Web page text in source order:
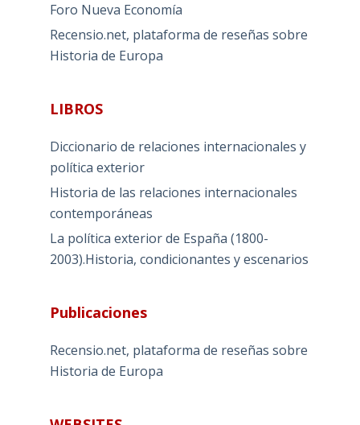
Foro Nueva Economía
Recensio.net, plataforma de reseñas sobre
Historia de Europa
LIBROS
Diccionario de relaciones internacionales y
política exterior
Historia de las relaciones internacionales
contemporáneas
La política exterior de España (1800-
2003).Historia, condicionantes y escenarios
Publicaciones
Recensio.net, plataforma de reseñas sobre
Historia de Europa